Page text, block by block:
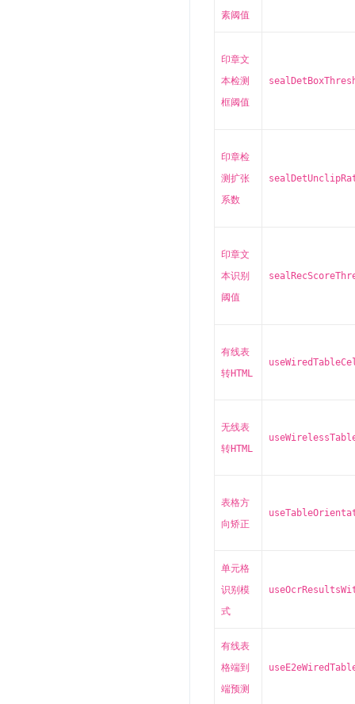
素阈值
印章文
本检测
框阈值
印章检
测扩张
系数
印章文
本识别
阈值
有线表
转HTML
无线表
转HTML
表格方
向矫正
单元格
识别模
式
有线表
格端到
端预测